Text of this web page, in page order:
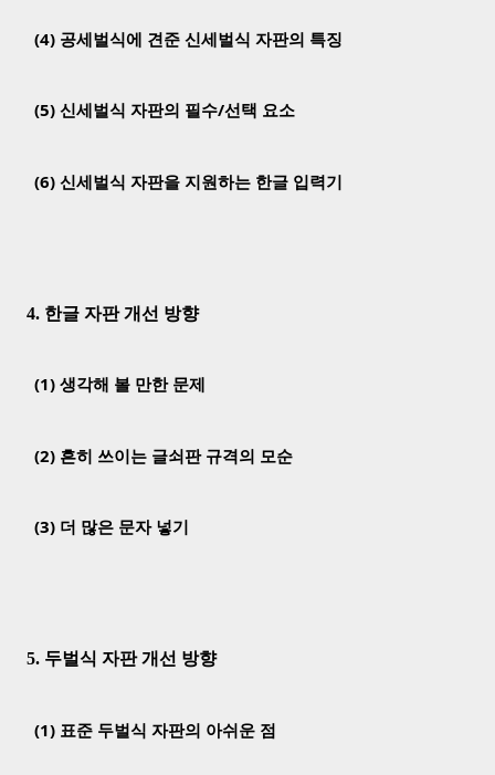
(4) 공세벌식에 견준 신세벌식 자판의 특징
(5) 신세벌식 자판의 필수/선택 요소
(6) 신세벌식 자판을 지원하는 한글 입력기
4. 한글 자판 개선 방향
(1) 생각해 볼 만한 문제
(2) 흔히 쓰이는 글쇠판 규격의 모순
(3) 더 많은 문자 넣기
5. 두벌식 자판 개선 방향
(1) 표준 두벌식 자판의 아쉬운 점